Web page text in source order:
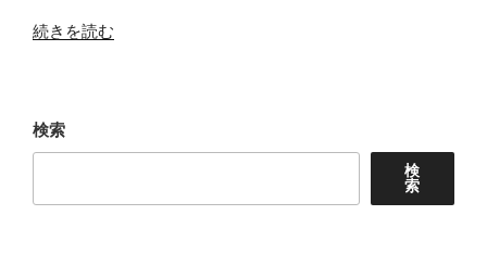
“ド
ー
続きを読む
検索
検
索